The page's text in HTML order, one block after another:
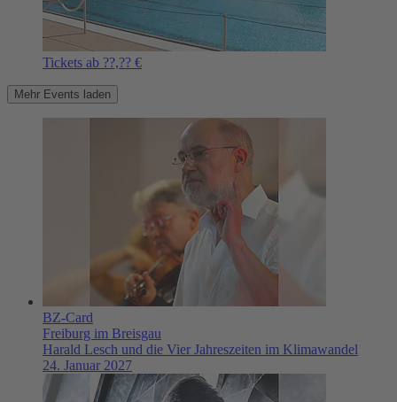
Tickets ab ??,?? €
Mehr Events laden
BZ-Card
Freiburg im Breisgau
Harald Lesch und die Vier Jahreszeiten im Klimawandel
24. Januar 2027